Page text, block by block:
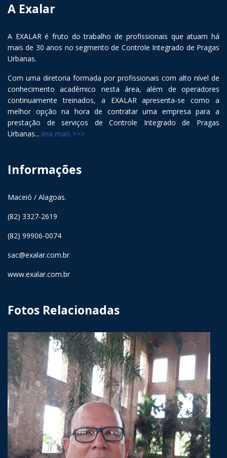
A Exalar
A EXALAR é fruto do trabalho de profissionais que atuam há
mais de 30 anos no segmento de Controle Integrado de Pragas
Urbanas.
Com uma diretoria formada por profissionais com alto nível de
conhecimento acadêmico nesta área, além de operadores
continuamente treinados, a EXALAR apresenta-se como a
melhor opção na hora de contratar uma empresa para a
prestação de serviços de Controle Integrado de Pragas
Urbanas... leia mais >>>
Informações
Maceió / Alagoas.
(82) 3327-2619
(82) 99906-0074
sac@exalar.com.br
www.exalar.com.br
Fotos Relacionadas